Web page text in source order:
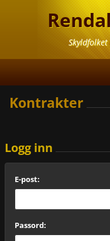
Kontrakter
Logg inn
E-post:
Passord: